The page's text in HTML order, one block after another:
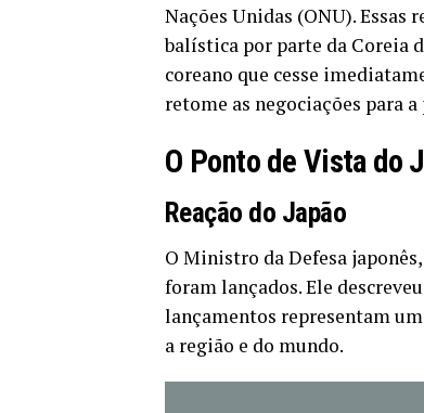
Nações Unidas (ONU).
balística por parte da Coreia
coreano que cesse
retome as negociações para
O Ponto de Vista do
Reação do Japão
O Ministro da Defesa
foram lançados. Ele
lançamentos representam
a região e do mundo.